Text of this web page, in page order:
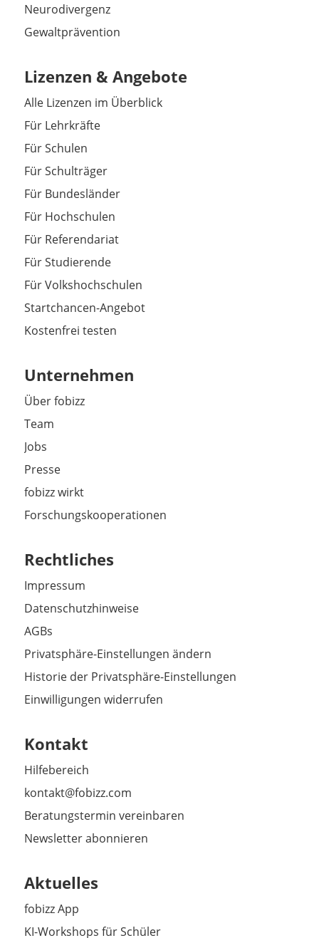
Neurodivergenz
Gewaltprävention
Lizenzen & Angebote
Alle Lizenzen im Überblick
Für Lehrkräfte
Für Schulen
Für Schulträger
Für Bundesländer
Für Hochschulen
Für Referendariat
Für Studierende
Für Volkshochschulen
Startchancen-Angebot
Kostenfrei testen
Unternehmen
Über fobizz
Team
Jobs
Presse
fobizz wirkt
Forschungskooperationen
Rechtliches
Impressum
Datenschutzhinweise
AGBs
Privatsphäre-Einstellungen ändern
Historie der Privatsphäre-Einstellungen
Einwilligungen widerrufen
Kontakt
Hilfebereich
kontakt@fobizz.com
Beratungstermin vereinbaren
Newsletter abonnieren
Aktuelles
fobizz App
KI-Workshops für Schüler